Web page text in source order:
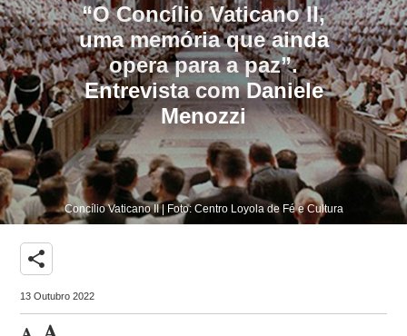
“O Concílio Vaticano II,
uma memória que ainda
opera para a paz”.
Entrevista com Daniele
Menozzi
Concílio Vaticano II | Foto: Centro Loyola de Fé e Cultura
share
13 Outubro 2022